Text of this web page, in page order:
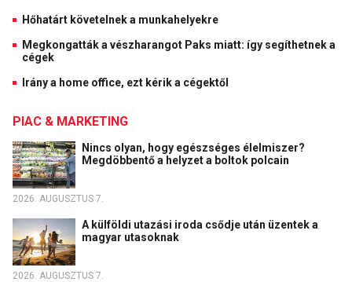
Hőhatárt követelnek a munkahelyekre
Megkongatták a vészharangot Paks miatt: így segíthetnek a
cégek
Irány a home office, ezt kérik a cégektől
PIAC & MARKETING
Nincs olyan, hogy egészséges élelmiszer?
Megdöbbentő a helyzet a boltok polcain
2026. AUGUSZTUS 7.
A külföldi utazási iroda csődje után üzentek a
magyar utasoknak
2026. AUGUSZTUS 7.